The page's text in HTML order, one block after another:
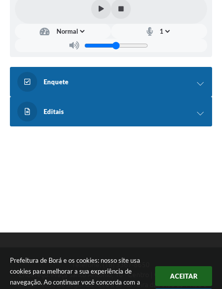
Prefeitura de Borá e os cookies: nosso site usa
cookies para melhorar a sua experiência de
navegação. Ao continuar você concorda com a
ACEITAR
Enquete
Editais
Telefone: (18) 3367-8650
Endereço: Praça Santo Antonio, 10 - Centro | CEP: 19740-000
Atendimento de Segunda-feira a Sexta-feira das 9:00 as 11:00 e